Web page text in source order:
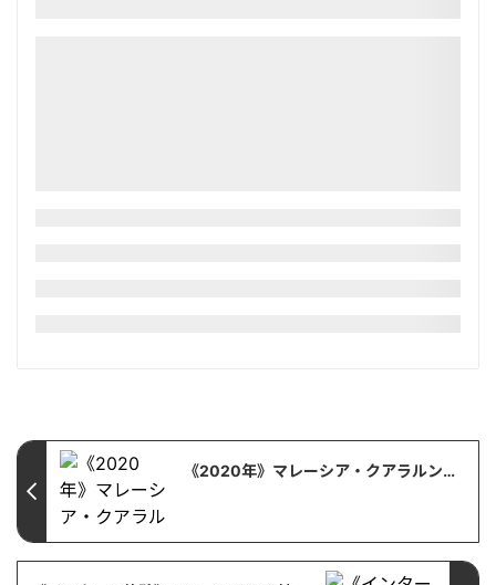
《2020年》マレーシア・クアラルンプールの卒業旅行でオススメのオプショナルツアー特集【マレーシア・クアラルンプール・観光情報】